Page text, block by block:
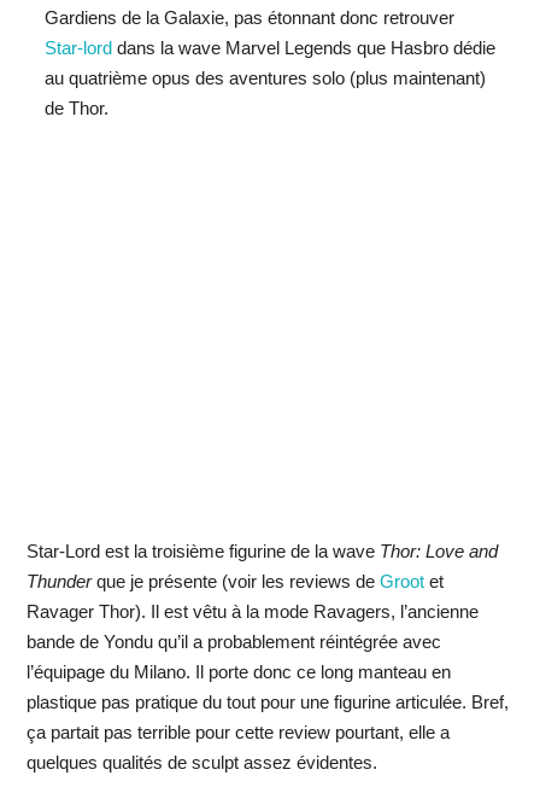
Gardiens de la Galaxie, pas étonnant donc retrouver
Star-lorddans la wave Marvel Legends que Hasbro dédie
au quatrième opus des aventures solo (plus maintenant)
de Thor.
Star-Lord est la troisième figurine de la wave Thor: Love and
Thunderque je présente (voir les reviews de Grootet
Ravager Thor). Il est vêtu à la mode Ravagers, l’ancienne
bande de Yondu qu’il a probablement réintégrée avec
l’équipage du Milano. Il porte donc ce long manteau en
plastique pas pratique du tout pour une figurine articulée. Bref,
ça partait pas terrible pour cette review pourtant, elle a
quelques qualités de sculpt assez évidentes.